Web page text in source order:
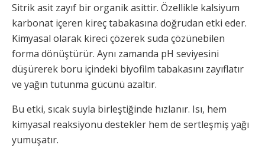
Sitrik asit zayıf bir organik asittir. Özellikle kalsiyum
karbonat içeren kireç tabakasına doğrudan etki eder.
Kimyasal olarak kireci çözerek suda çözünebilen
forma dönüştürür. Aynı zamanda pH seviyesini
düşürerek boru içindeki biyofilm tabakasını zayıflatır
ve yağın tutunma gücünü azaltır.
Bu etki, sıcak suyla birleştiğinde hızlanır. Isı, hem
kimyasal reaksiyonu destekler hem de sertleşmiş yağı
yumuşatır.